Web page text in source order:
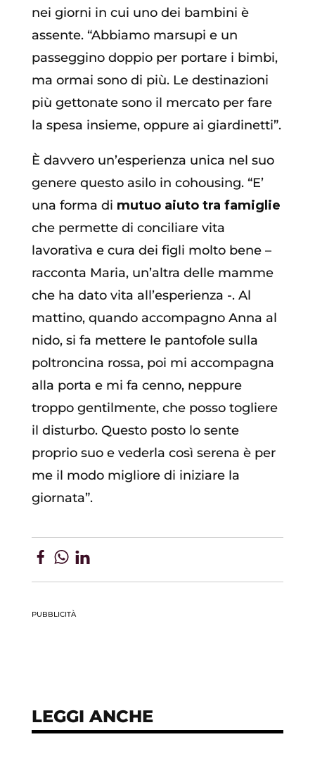
nei giorni in cui uno dei bambini è
assente. “Abbiamo marsupi e un
passeggino doppio per portare i bimbi,
ma ormai sono di più. Le destinazioni
più gettonate sono il mercato per fare
la spesa insieme, oppure ai giardinetti”.
È davvero un’esperienza unica nel suo
genere questo asilo in cohousing. “E’
una forma di mutuo aiuto tra famiglie
che permette di conciliare vita
lavorativa e cura dei figli molto bene –
racconta Maria, un’altra delle mamme
che ha dato vita all’esperienza -. Al
mattino, quando accompagno Anna al
nido, si fa mettere le pantofole sulla
poltroncina rossa, poi mi accompagna
alla porta e mi fa cenno, neppure
troppo gentilmente, che posso togliere
il disturbo. Questo posto lo sente
proprio suo e vederla così serena è per
me il modo migliore di iniziare la
giornata”.
PUBBLICITÀ
LEGGI ANCHE